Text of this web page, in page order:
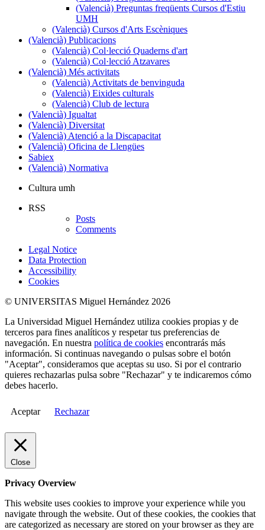
Cursos
d'Estiu
(Valencià) Preguntas freqüents Cursos d'Estiu
UMH
(Valencià) Cursos d'Arts Escèniques
(Valencià) Publicacions
(Valencià)
Publicacions
(Valencià) Col·lecció Quaderns d'art
(Valencià) Col·lecció Atzavares
(Valencià) Més activitats
(Valencià)
Més
activitats
(Valencià) Activitats de benvinguda
(Valencià) Eixides culturals
(Valencià) Club de lectura
(Valencià) Igualtat
(Valencià) Diversitat
(Valencià) Atenció a la Discapacitat
(Valencià) Oficina de Llengües
Sabiex
(Valencià) Normativa
Cultura umh
RSS
Posts
Comments
Legal Notice
Data Protection
Accessibility
Cookies
© UNIVERSITAS Miguel Hernández 2026
La Universidad Miguel Hernández utiliza cookies propias y de
terceros para fines analíticos y respetar tus preferencias de
navegación. En nuestra política de cookies encontrarás más
información. Si continuas navegando o pulsas sobre el botón
"Aceptar", consideramos que aceptas su uso. Si por el contrario
quieres rechazarlas pulsa sobre "Rechazar" y te indicaremos cómo
debes hacerlo.
Aceptar Rechazar
Close
Privacy Overview
This website uses cookies to improve your experience while you
navigate through the website. Out of these cookies, the cookies that
are categorized as necessary are stored on your browser as they are